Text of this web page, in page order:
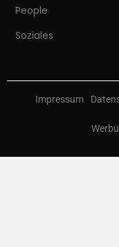
People
Soziales
Impressum